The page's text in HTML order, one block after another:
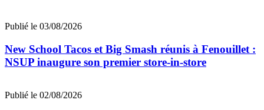
Publié le 03/08/2026
New School Tacos et Big Smash réunis à Fenouillet :
NSUP inaugure son premier store-in-store
Publié le 02/08/2026